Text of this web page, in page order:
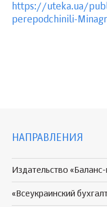
https://uteka.ua/
perepodchinili-
НАПРАВЛЕНИЯ
Издательство «Баланс-
«Всеукраинский